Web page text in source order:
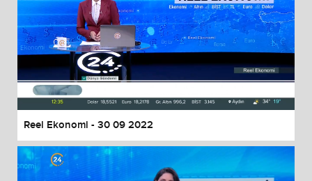
Reel Ekonomi - 30 09 2022